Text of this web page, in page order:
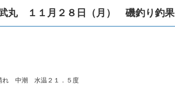
丸 １１月２８日（月） 磯釣り釣果
れ 中潮 水温２１．５度